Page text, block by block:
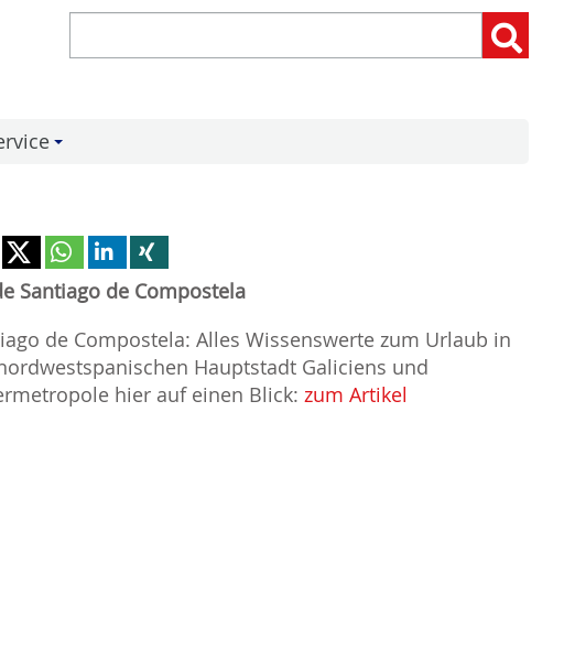
Suchen:
Santiago de Compostela
de Compostela: Alles Wissenswerte zum Urlaub in
Hauptstadt Galiciens und
hier auf einen Blick: zum Artikel